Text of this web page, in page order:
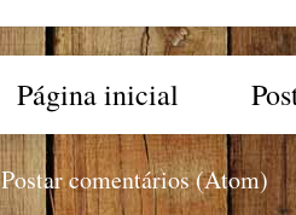
Página inicial
Postar comentários (Atom)